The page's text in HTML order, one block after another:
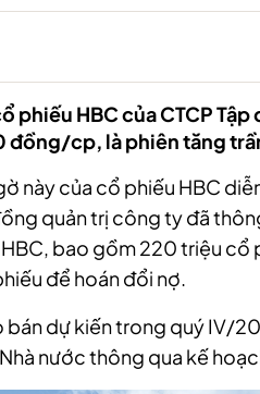
phiếu HBC của CTCP
đồng/cp, là phiên tăng
này của cổ phiếu HBC
quản trị công ty đã
bao gồm 220 triệu cổ
để hoán đổi nợ.
bán dự kiến trong quý IV/
nước thông qua kế